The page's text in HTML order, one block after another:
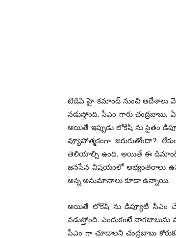
టిడిపి హై కమాండ్ నుంచి ఆదేశాలు
నడుస్తోంది. సీఎం గారు
అయితే ఇప్పుడు లోకేష్ ను సైతం
వ్యూహాత్మకంగా జరుగుతోందా?
తెలియాల్సి ఉంది. అయితే ఈ డిమాండ్
జనసేన విషయంలో అభ్యంతరాలు
అన్న అనుమానాలు కూడా ఉన్నాయి.
అయితే లోకేష్ ను డిప్యూటీ సీఎం
నడుస్తోంది. ఎందుకంటే నాగబాబును
సీఎం గా చూడాలని చంద్రబాబు